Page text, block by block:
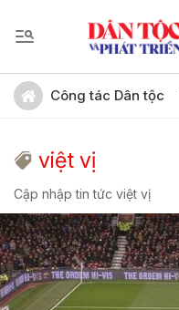
Công tác Dân tộc
việt vị
Cập nhập tin tức việt vị